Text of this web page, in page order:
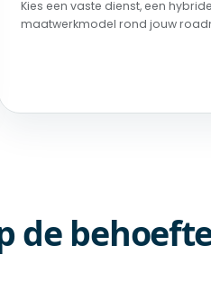
Kies een vaste dienst, een
maatwerkmodel rond jouw
de